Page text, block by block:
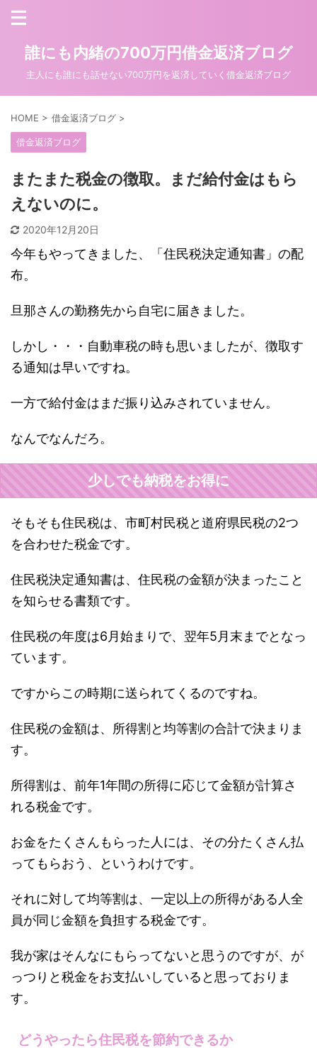
誰にも内緒の700万円借金返済ブログ
主人にも誰にも話せない700万円を返済していく借金返済ブログ
HOME > 借金返済ブログ >
借金返済ブログ
またまた税金の徴取。まだ給付金はもら
えないのに。
2020年12月20日
今年もやってきました、「住民税決定通知書」の配
布。
旦那さんの勤務先から自宅に届きました。
しかし・・・自動車税の時も思いましたが、徴取す
る通知は早いですね。
一方で給付金はまだ振り込みされていません。
なんでなんだろ。
少しでも納税をお得に
そもそも住民税は、市町村民税と道府県民税の2つ
を合わせた税金です。
住民税決定通知書は、住民税の金額が決まったこと
を知らせる書類です。
住民税の年度は6月始まりで、翌年5月末までとなっ
ています。
ですからこの時期に送られてくるのですね。
住民税の金額は、所得割と均等割の合計で決まりま
す。
所得割は、前年1年間の所得に応じて金額が計算さ
れる税金です。
お金をたくさんもらった人には、その分たくさん払
ってもらおう、というわけです。
それに対して均等割は、一定以上の所得がある人全
員が同じ金額を負担する税金です。
我が家はそんなにもらってないと思うのですが、が
っつりと税金をお支払いしていると思っておりま
す。
どうやったら住民税を節約できるか